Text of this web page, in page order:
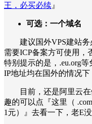
王，必买必续 』
可选：一个域名
建议国外VPS建站
需要ICP备案方可使用，
特别提示的是，.eu.org
IP地址均在国外的情况下
目前，还是阿里云
趣的可以点『这里（
1元）』去看一下，老E